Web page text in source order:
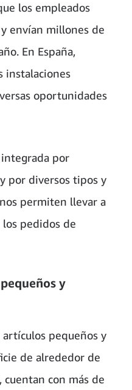
los empleados
envían millones de
En España,
instalaciones
oportunidades
por
por diversos tipos y
permiten llevar a
pedidos de
y
pequeños y
de alrededor de
con más de